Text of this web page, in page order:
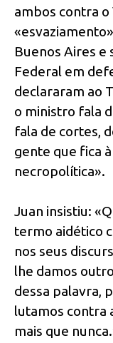
ambos contra o
Buenos Aires e
Federal em
declararam ao
o ministro fala
fala de cortes,
gente que fica
necropolítica».
Juan insistiu:
termo aidético
nos seus
lhe damos
dessa palavra,
lutamos contra
mais que